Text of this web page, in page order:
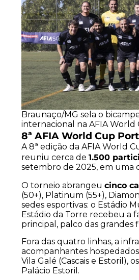
Braunaço/MG sela o
internacional na AFIA World
8ª AFIA World Cup
A 8ª edição da AFIA World
reuniu cerca de 1.500
setembro de 2025, em uma
O torneio abrangeu cinco
(50+), Platinum (55+),
sedes esportivas: o Estádio
Estádio da Torre recebeu a
principal, palco das grandes
Fora das quatro linhas, a
acompanhantes
Vila Galé (Cascais e Estoril),
Palácio Estoril.